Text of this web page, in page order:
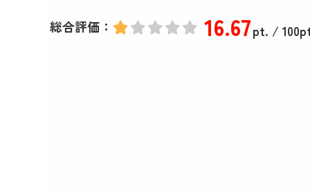
総合評価： 16.67pt. /